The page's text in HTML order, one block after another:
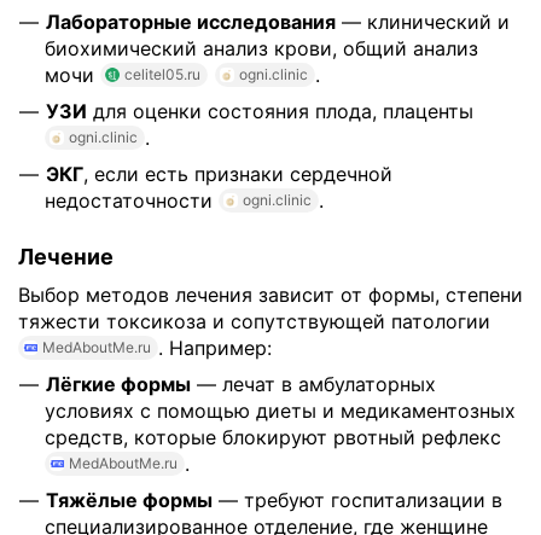
Лабораторные исследования — клинический и
биохимический анализ крови, общий анализ
мочи
celitel05.ru ogni.clinic .
УЗИ для оценки состояния плода, плаценты
ogni.clinic .
ЭКГ, если есть признаки сердечной
недостаточности
ogni.clinic .
Лечение
Выбор методов лечения зависит от формы, степени
тяжести токсикоза и сопутствующей патологии
MedAboutMe.ru . Например:
Лёгкие формы — лечат в амбулаторных
условиях с помощью диеты и медикаментозных
средств, которые блокируют рвотный рефлекс
MedAboutMe.ru .
Тяжёлые формы — требуют госпитализации в
специализированное отделение, где женщине